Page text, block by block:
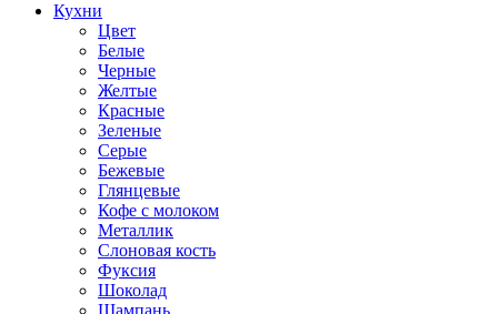
Кухни
Цвет
Белые
Черные
Желтые
Красные
Зеленые
Серые
Бежевые
Глянцевые
Кофе с молоком
Металлик
Слоновая кость
Фуксия
Шоколад
Шампань